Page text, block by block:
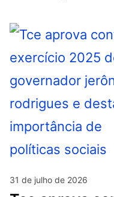
31 de julho de 2026